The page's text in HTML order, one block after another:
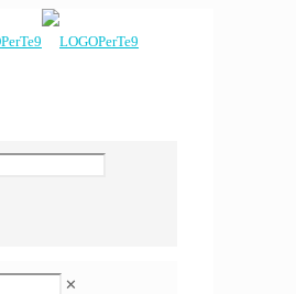
✕